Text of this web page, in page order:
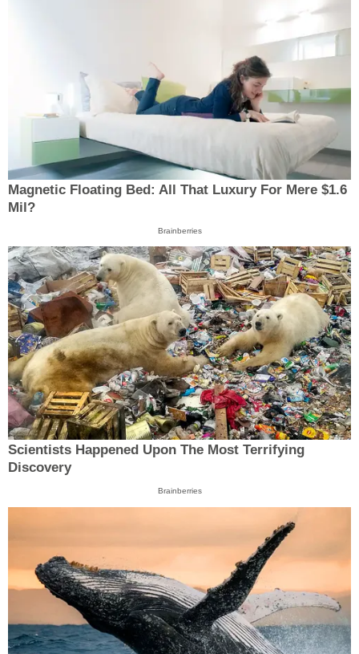
Magnetic Floating Bed: All That Luxury For Mere $1.6
Mil?
Brainberries
Scientists Happened Upon The Most Terrifying
Discovery
Brainberries